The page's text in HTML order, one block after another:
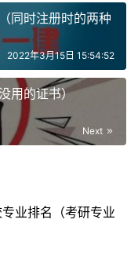
时点击左上角“
示。此时点击绑定手
同时注册时的两种
2022年3月15日 15:54:52
用的证书）
Next
业排名（考研专业